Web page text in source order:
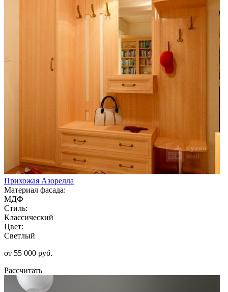
Прихожая Азорелла
Материал фасада:
МДФ
Стиль:
Классический
Цвет:
Светлый
от 55 000 руб.
Рассчитать